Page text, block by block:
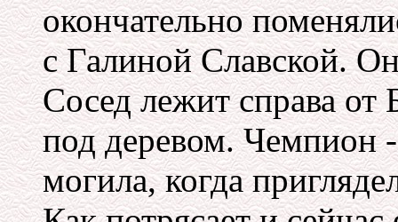
окончательно
с Галиной Славской.
Сосед лежит справа от
под деревом. Чемпион
могила, когда